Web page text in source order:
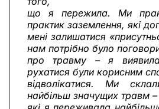
що я пережила. Ми
практик заземлення, які
мені залишатися
нам потрібно було
про травму – я
рухатися були корисним
відволікатися. Ми
найбільш значущих травм –